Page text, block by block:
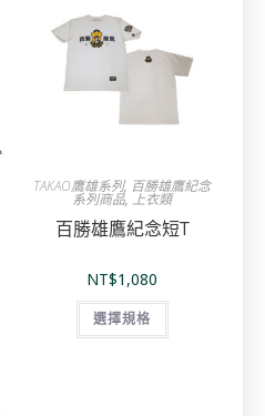
TAKAO鷹雄系列, 百勝雄鷹紀念
系列商品, 上衣類
百勝雄鷹紀念短T
NT$1,080
選擇規格